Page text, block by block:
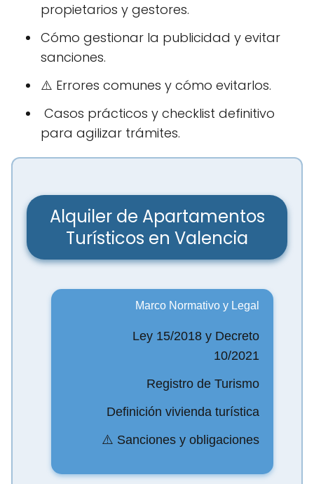
propietarios y gestores.
Cómo gestionar la publicidad y evitar
sanciones.
⚠️ Errores comunes y cómo evitarlos.
️ Casos prácticos y checklist definitivo
para agilizar trámites.
Alquiler de Apartamentos
Turísticos en Valencia
Marco Normativo y Legal
Ley 15/2018 y Decreto
10/2021
Registro de Turismo
Definición vivienda turística
⚠️ Sanciones y obligaciones